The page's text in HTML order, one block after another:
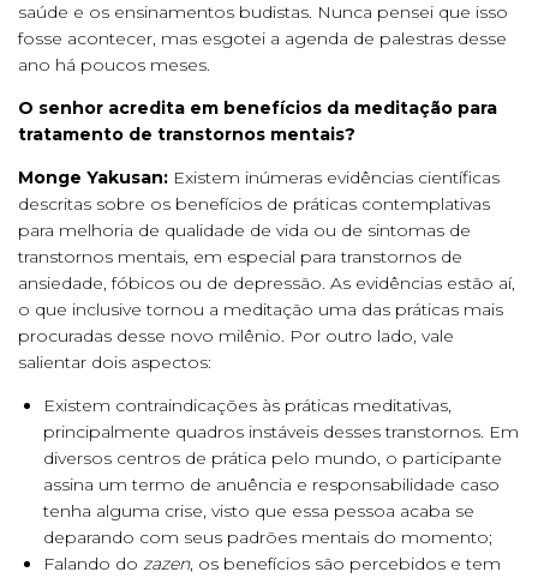
saúde e os ensinamentos budistas. Nunca pensei que isso
fosse acontecer, mas esgotei a agenda de palestras desse
ano há poucos meses.
O senhor acredita em benefícios da meditação para
tratamento de transtornos mentais?
Monge Yakusan: Existem inúmeras evidências científicas
descritas sobre os benefícios de práticas contemplativas
para melhoria de qualidade de vida ou de sintomas de
transtornos mentais, em especial para transtornos de
ansiedade, fóbicos ou de depressão. As evidências estão aí,
o que inclusive tornou a meditação uma das práticas mais
procuradas desse novo milênio. Por outro lado, vale
salientar dois aspectos:
Existem contraindicações às práticas meditativas,
principalmente quadros instáveis desses transtornos. Em
diversos centros de prática pelo mundo, o participante
assina um termo de anuência e responsabilidade caso
tenha alguma crise, visto que essa pessoa acaba se
deparando com seus padrões mentais do momento;
Falando do zazen, os benefícios são percebidos e tem